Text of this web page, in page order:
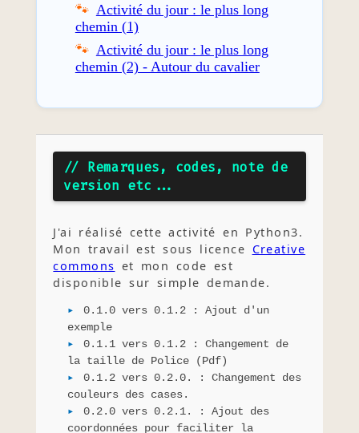
Activité du jour : le plus long
chemin (1)
Activité du jour : le plus long
chemin (2) - Autour du cavalier
// Remarques, codes, note de
version etc...
J'ai réalisé cette activité en Python3.
Mon travail est sous licence Creative
commons et mon code est
disponible sur simple demande.
0.1.0 vers 0.1.2 : Ajout d'un
exemple
0.1.1 vers 0.1.2 : Changement de
la taille de Police (Pdf)
0.1.2 vers 0.2.0. : Changement des
couleurs des cases.
0.2.0 vers 0.2.1. : Ajout des
coordonnées pour faciliter la